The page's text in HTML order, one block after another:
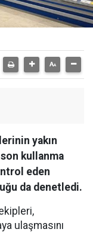
yakın
kullanma
eden
da denetledi.
ulaşmasını